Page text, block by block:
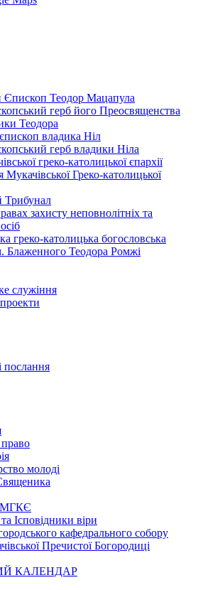
Єпископ Теодор Мацапула
герб його Преосвященства
Теодора
владика Ніл
герб владики Ніла
греко-католицької єпархії
Мукачівської Греко-католицької
Трибунал
захисту неповнолітніх та
греко-католицька богословська
Блаженного Теодора Ромжі
служіння
послання
молоді
МГКЄ
Ісповідники віри
кафедрального собору
Пречистої Богородиці
КАЛЕНДАР